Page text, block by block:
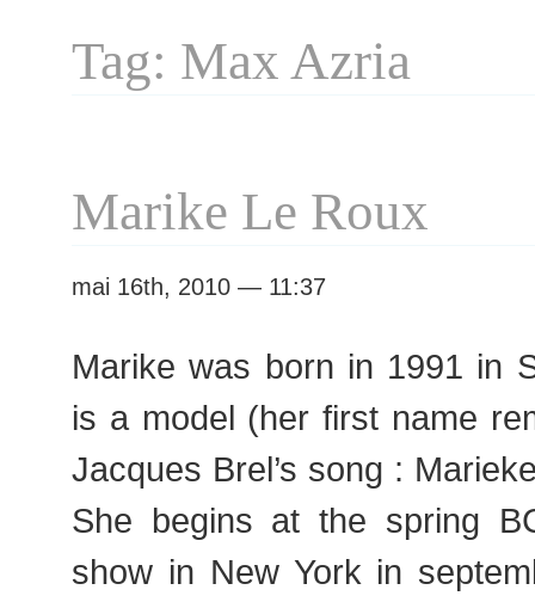
Tag: Max Azria
Marike Le Roux
mai 16th, 2010 — 11:37
Marike was born in 1991 in
is a model (her first name
Jacques Brel’s song :
She begins at the spring
show in New York in